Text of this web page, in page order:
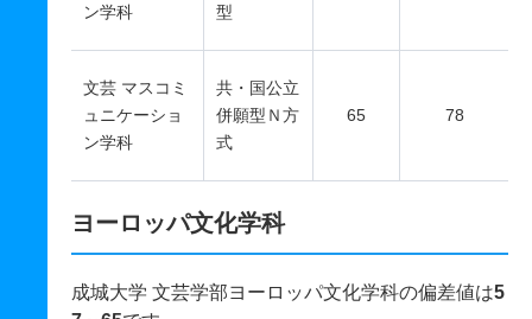
ン学科
型
文芸 マスコミ
ュニケーショ
ン学科
共・国公立
併願型Ｎ方
式
65 78
ヨーロッパ文化学科
成城大学 文芸学部ヨーロッパ文化学科の偏差値は5